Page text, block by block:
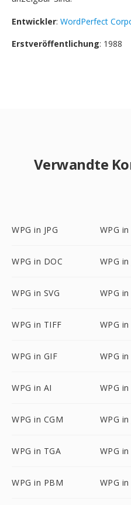
Entwickler: WordPerfect
Erstveröffentlichung: 1988
Verwandte
WPG in JPG WPG in
WPG in DOC WPG in
WPG in SVG WPG in
WPG in TIFF WPG
WPG in GIF WPG
WPG in AI WPG in
WPG in CGM WPG in
WPG in TGA WPG in
WPG in PBM WPG